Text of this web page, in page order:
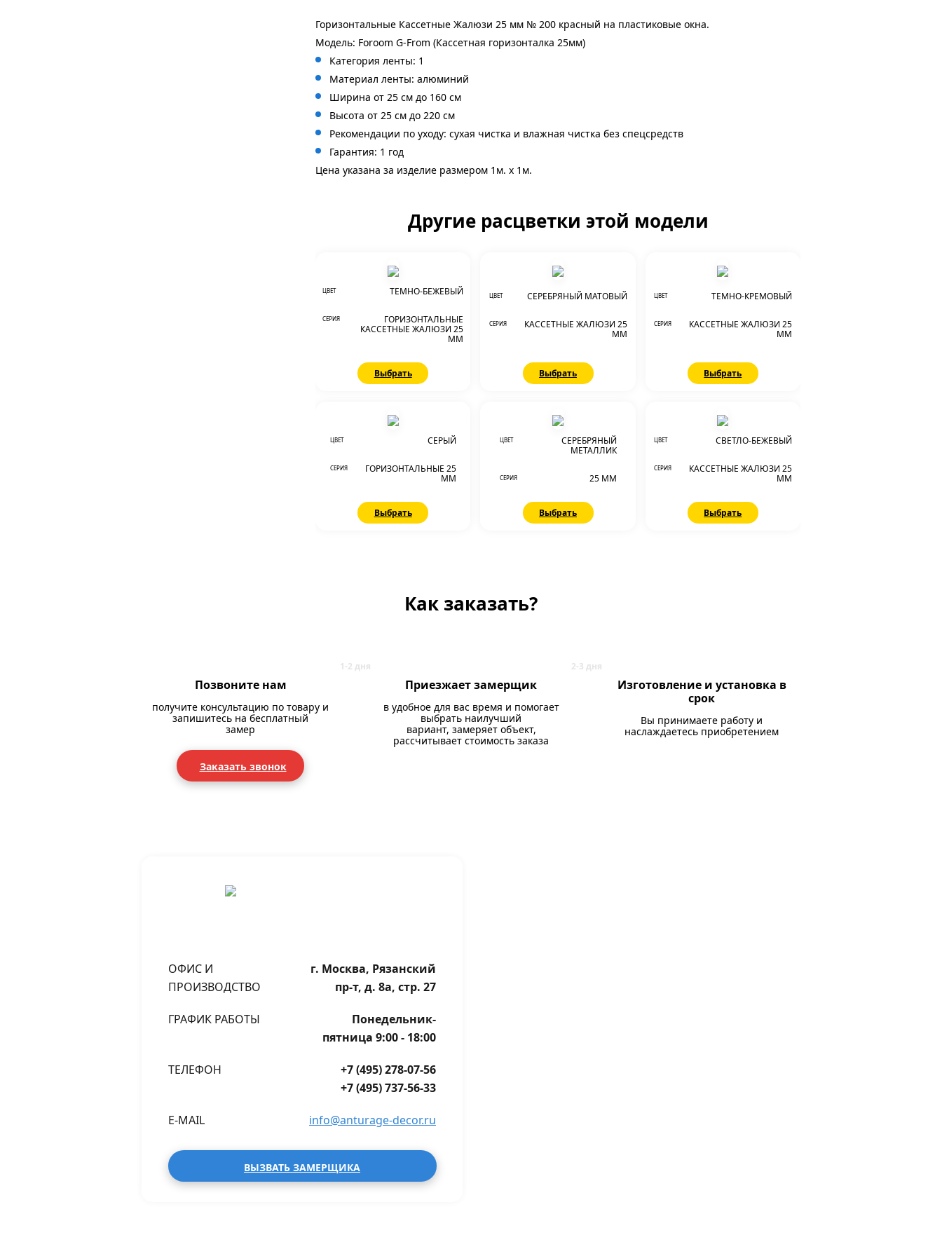
Горизонтальные Кассетные Жалюзи 25 мм № 200 красный на пластиковые окна.
Модель: Foroom G-From (Кассетная горизонталка 25мм)
Категория ленты: 1
Материал ленты: алюминий
Ширина от 25 см до 160 см
Высота от 25 см до 220 см
Рекомендации по уходу: сухая чистка и влажная чистка без спецсредств
Гарантия: 1 год
Цена указана за изделие размером 1м. x 1м.
Другие расцветки этой модели
ЦВЕТ ТЕМНО-БЕЖЕВЫЙ
СЕРИЯ
ГОРИЗОНТАЛЬНЫЕ
КАССЕТНЫЕ ЖАЛЮЗИ 25
ММ
Выбрать
ЦВЕТ СЕРЕБРЯНЫЙ МАТОВЫЙ
СЕРИЯ
КАССЕТНЫЕ ЖАЛЮЗИ 25
ММ
Выбрать
ЦВЕТ ТЕМНО-КРЕМОВЫЙ
СЕРИЯ
КАССЕТНЫЕ ЖАЛЮЗИ 25
ММ
Выбрать
ЦВЕТ СЕРЫЙ
СЕРИЯ
ГОРИЗОНТАЛЬНЫЕ 25
ММ
Выбрать
ЦВЕТ
СЕРЕБРЯНЫЙ
МЕТАЛЛИК
СЕРИЯ 25 ММ
Выбрать
ЦВЕТ СВЕТЛО-БЕЖЕВЫЙ
СЕРИЯ
КАССЕТНЫЕ ЖАЛЮЗИ 25
ММ
Выбрать
Как заказать?
Позвоните нам
получите консультацию по товару и
запишитесь на бесплатный
замер
Заказать звонок
Приезжает замерщик
в удобное для вас время и помогает
выбрать наилучший
вариант, замеряет объект,
рассчитывает стоимость заказа
Изготовление и установка в
срок
Вы принимаете работу и
наслаждаетесь приобретением
ОФИС И
ПРОИЗВОДСТВО
г. Москва, Рязанский
пр-т, д. 8а, стр. 27
ГРАФИК РАБОТЫ
Понедельник-
пятница 9:00 - 18:00
ТЕЛЕФОН
+7 (495) 278-07-56
+7 (495) 737-56-33
E-MAIL info@anturage-decor.ru
ВЫЗВАТЬ ЗАМЕРЩИКА